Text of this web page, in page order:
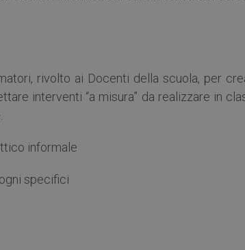
rivolto ai Docenti della scuola, per
interventi “a misura” da realizzare in
informale
specifici